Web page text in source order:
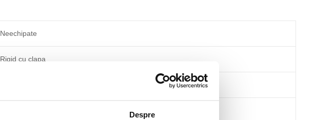
Despre
Neechipate
Rigid cu clapa